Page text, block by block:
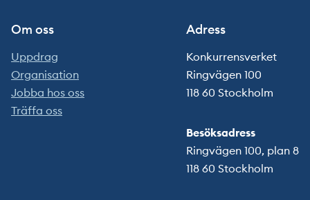
Om oss
Uppdrag
Organisation
Jobba hos oss
Träffa oss
Adress
Konkurrensverket
Ringvägen 100
118 60 Stockholm
Besöksadress
Ringvägen 100, plan 8
118 60 Stockholm